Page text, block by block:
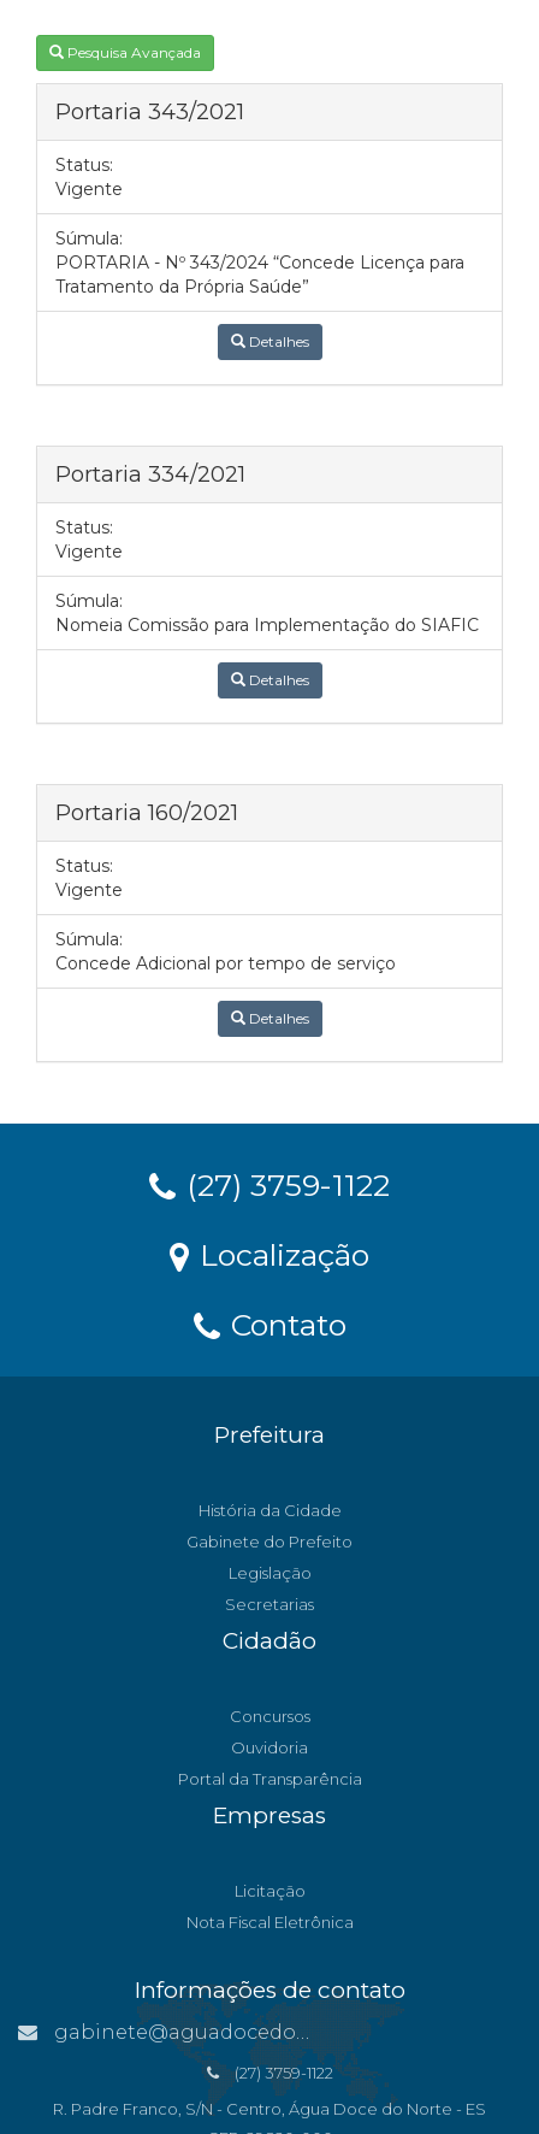
Pesquisa Avançada
Portaria 343/2021
Status:
Vigente
Súmula:
PORTARIA - Nº 343/2024 “Concede Licença para
Tratamento da Própria Saúde”
Detalhes
Portaria 334/2021
Status:
Vigente
Súmula:
Nomeia Comissão para Implementação do SIAFIC
Detalhes
Portaria 160/2021
Status:
Vigente
Súmula:
Concede Adicional por tempo de serviço
Detalhes
(27) 3759-1122
Localização
Contato
Prefeitura
História da Cidade
Gabinete do Prefeito
Legislação
Secretarias
Cidadão
Concursos
Ouvidoria
Portal da Transparência
Empresas
Licitação
Nota Fiscal Eletrônica
Informações de contato
gabinete@aguadocedonorte.es.gov.br
(27) 3759-1122
R. Padre Franco, S/N - Centro, Água Doce do Norte - ES